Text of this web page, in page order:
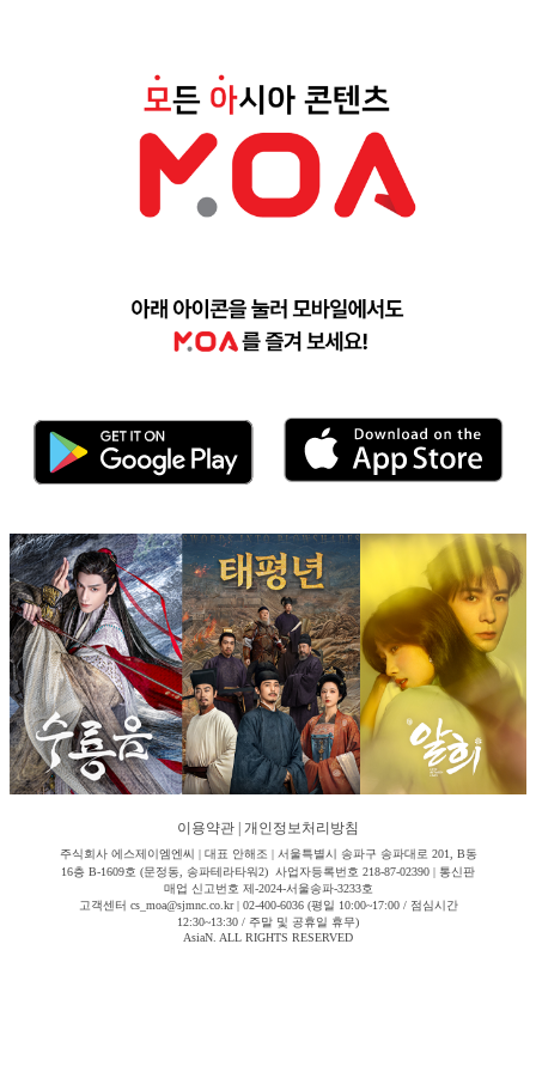
이용약관 개인정보처리방침
주식회사 에스제이엠엔씨 | 대표 안해조 | 서울특별시 송파구 송파대로 201, B동
16층 B-1609호 (문정동, 송파테라타워2) 사업자등록번호 218-87-02390 | 통신판
매업 신고번호 제-2024-서울송파-3233호
고객센터 cs_moa@sjmnc.co.kr | 02-400-6036 (평일 10:00~17:00 / 점심시간
12:30~13:30 / 주말 및 공휴일 휴무)
AsiaN. ALL RIGHTS RESERVED